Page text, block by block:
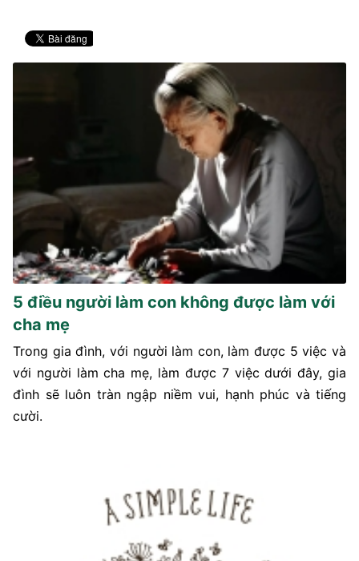
5 điều người làm con không được làm với
cha mẹ
Trong gia đình, với người làm con, làm được 5 việc và
với người làm cha mẹ, làm được 7 việc dưới đây, gia
đình sẽ luôn tràn ngập niềm vui, hạnh phúc và tiếng
cười.